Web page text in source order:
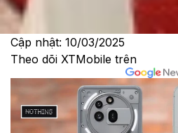
Ngày đăng:
10/03/2025
Cập nhật: 10/03/2025
Theo dõi XTMobile trên